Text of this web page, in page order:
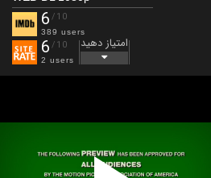
6 /10
389 users
6 /10
2 users
امتیاز دهید